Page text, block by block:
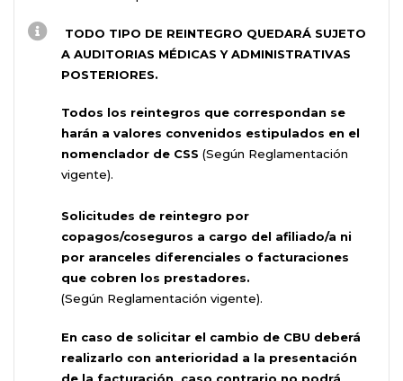
TODO TIPO DE REINTEGRO QUEDARÁ SUJETO
A AUDITORIAS MÉDICAS Y ADMINISTRATIVAS
POSTERIORES.
Todos los reintegros que correspondan se
harán a valores convenidos estipulados en el
nomenclador de CSS (Según Reglamentación
vigente).
Solicitudes de reintegro por
copagos/coseguros a cargo del afiliado/a ni
por aranceles diferenciales o facturaciones
que cobren los prestadores.
(Según Reglamentación vigente).
En caso de solicitar el cambio de CBU deberá
realizarlo con anterioridad a la presentación
de la facturación, caso contrario no podrá